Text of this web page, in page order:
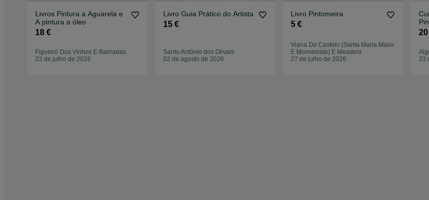
Livros Pintura a Aguarela e
A pintura a óleo
18 €
Figueiró Dos Vinhos E Bairradas
23 de julho de 2026
Livro Guia Prático do Artista
15 €
Santo António dos Olivais
02 de agosto de 2026
Livro Pintomeira
5 €
Viana Do Castelo (Santa Maria Maior
E Monserrate) E Meadela
27 de julho de 2026
23